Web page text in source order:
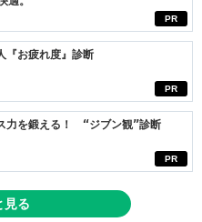
PR
PR
『お疲れ度』診断
PR
力を鍛える！ “ジブン観”診断
見る